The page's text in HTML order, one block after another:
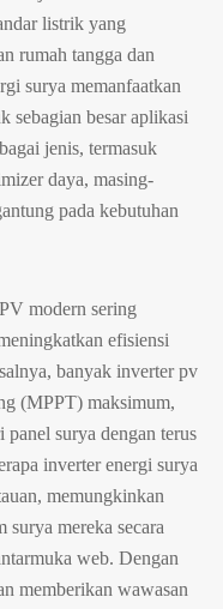
listrik yang
rumah tangga dan
surya memanfaatkan
sebagian besar aplikasi
jenis, termasuk
daya, masing-
pada kebutuhan
modern sering
efisiensi
banyak inverter pv
(MPPT) maksimum,
surya dengan terus
inverter energi surya
memungkinkan
surya mereka secara
web. Dengan
memberikan wawasan